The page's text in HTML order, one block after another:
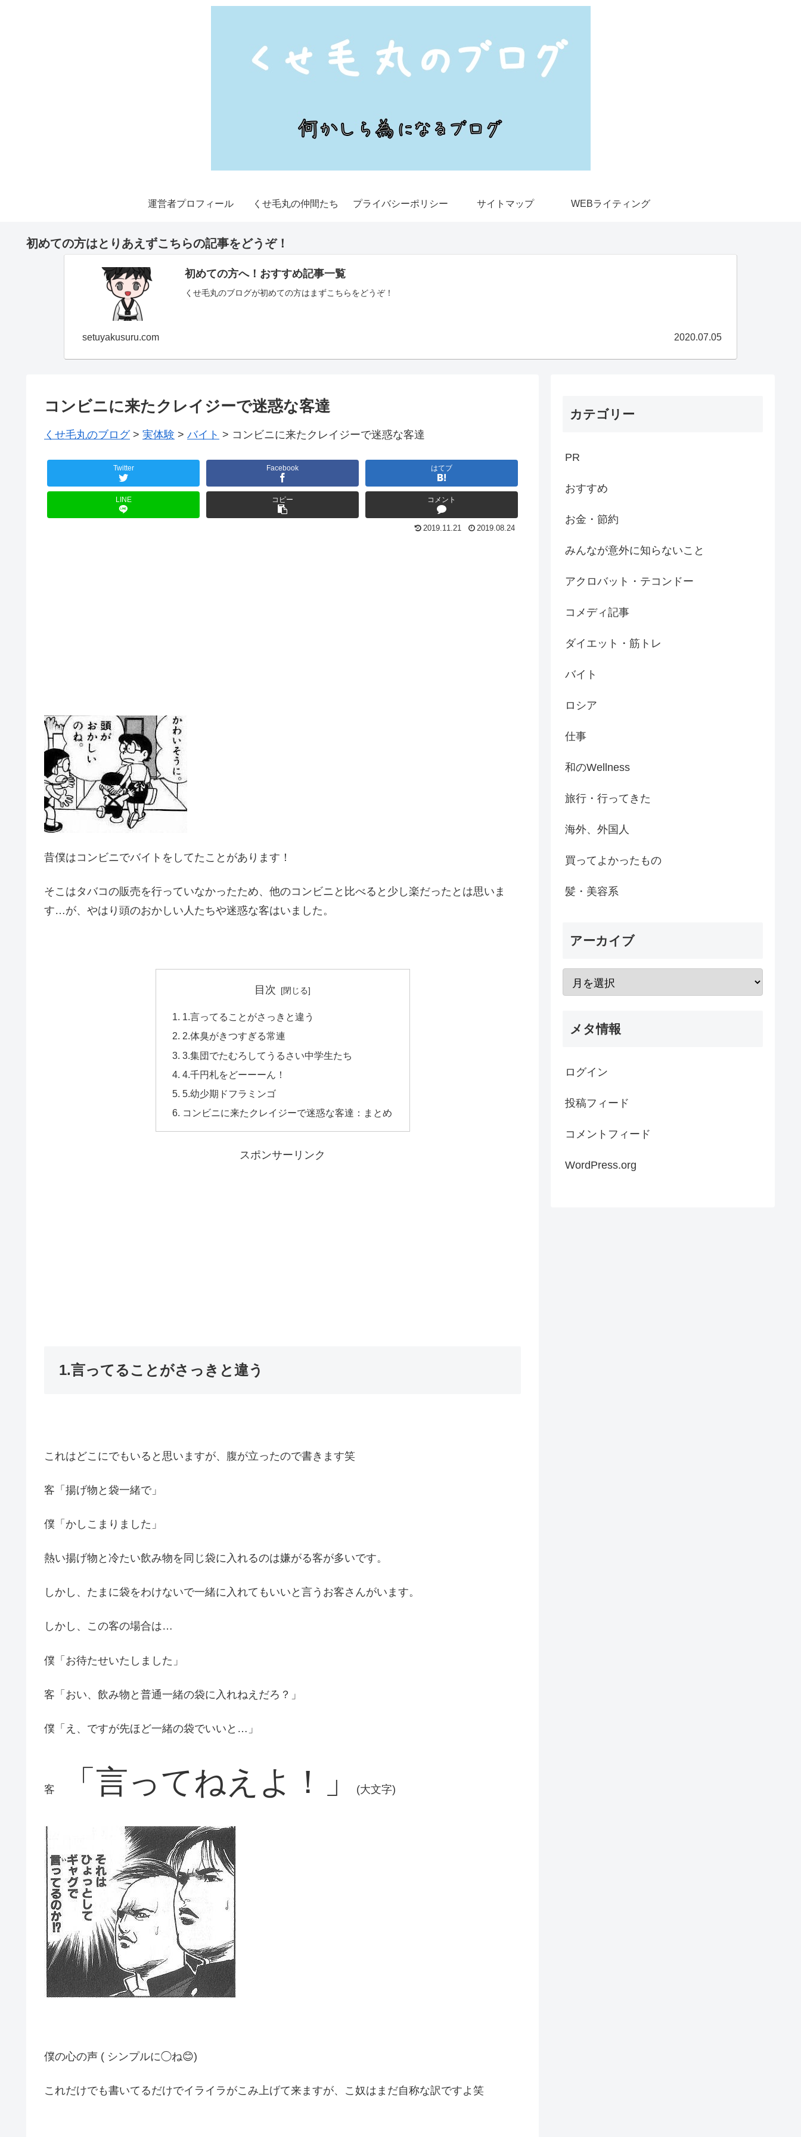
運営者プロフィール くせ毛丸の仲間たち プライバシーポリシー サイトマップ WEBライティング
初めての方はとりあえずこちらの記事をどうぞ！
初めての方へ！おすすめ記事一覧
くせ毛丸のブログが初めての方はまずこちらをどうぞ！
setuyakusuru.com 2020.07.05
コンビニに来たクレイジーで迷惑な客達
くせ毛丸のブログ> 実体験 > バイト > コンビニに来たクレイジーで迷惑な客達
Twitter Facebook はてブ
LINE コピー コメント
2019.11.21 2019.08.24
昔僕はコンビニでバイトをしてたことがあります！
そこはタバコの販売を行っていなかったため、他のコンビニと比べると少し楽だったとは思いま
す…が、やはり頭のおかしい人たちや迷惑な客はいました。
目次
1.言ってることがさっきと違う
2.体臭がきつすぎる常連
3.集団でたむろしてうるさい中学生たち
4.千円札をどーーーん！
5.幼少期ドフラミンゴ
コンビニに来たクレイジーで迷惑な客達：まとめ
スポンサーリンク
1.言ってることがさっきと違う
これはどこにでもいると思いますが、腹が立ったので書きます笑
客「揚げ物と袋一緒で」
僕「かしこまりました」
熱い揚げ物と冷たい飲み物を同じ袋に入れるのは嫌がる客が多いです。
しかし、たまに袋をわけないで一緒に入れてもいいと言うお客さんがいます。
しかし、この客の場合は…
僕「お待たせいたしました」
客「おい、飲み物と普通一緒の袋に入れねえだろ？」
僕「え、ですが先ほど一緒の袋でいいと…」
客 「言ってねえよ！」 (大文字)
僕の心の声 ( シンプルに◯ね😊)
これだけでも書いてるだけでイライラがこみ上げて来ますが、こ奴はまだ自称な訳ですよ笑
カテゴリー
PR
おすすめ
お金・節約
みんなが意外に知らないこと
アクロバット・テコンドー
コメディ記事
ダイエット・筋トレ
バイト
ロシア
仕事
和のWellness
旅行・行ってきた
海外、外国人
買ってよかったもの
髪・美容系
アーカイブ
メタ情報
ログイン
投稿フィード
コメントフィード
WordPress.org